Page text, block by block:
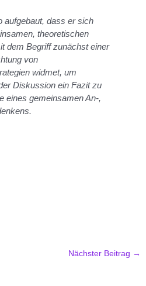
aufgebaut, dass er sich
theoretischen
dem Begriff zunächst einer
von
widmet, um
Diskussion ein Fazit zu
eines gemeinsamen An-,
Nächster Beitrag →